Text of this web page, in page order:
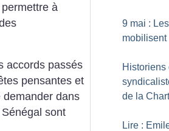
à
accords passés
pensantes et
demander dans
sont
9 mai :
mobilisent
Historiens
de la
Lire :